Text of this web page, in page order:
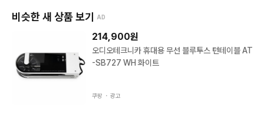
제품 스펙
시스템 대역: 2.4 GHz ISM 대역 (2,400 ~ 2,483.5 MHz)
해상도: 24-bit / 48 kHz
다이나믹 레인지: 109 dB 이상
도달 거리: 약 30m (가시거리 기준)
비슷한 새 상품 보기 AD
214,900원
오디오테크니카 휴대용 무선 블루투스 턴테이블 AT
-SB727 WH 화이트
쿠팡 ・ 광고